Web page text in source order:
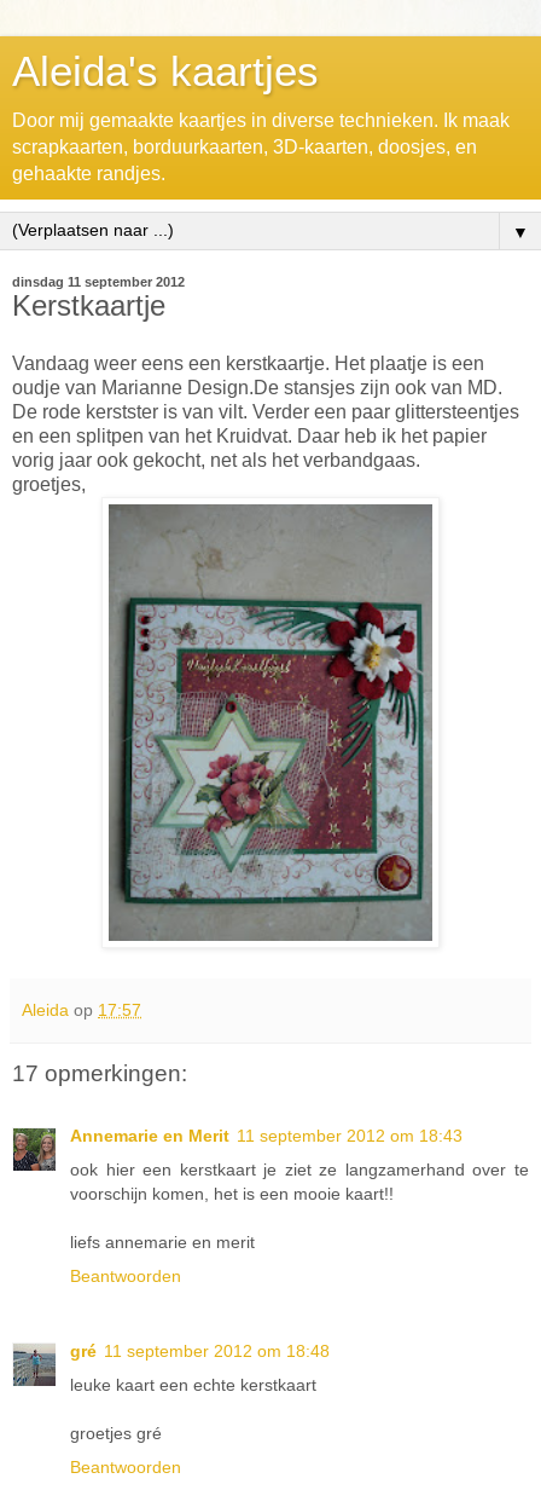
Aleida's kaartjes
Door mij gemaakte kaartjes in diverse technieken. Ik maak
scrapkaarten, borduurkaarten, 3D-kaarten, doosjes, en
gehaakte randjes.
▼
dinsdag 11 september 2012
Kerstkaartje
Vandaag weer eens een kerstkaartje. Het plaatje is een
oudje van Marianne Design.De stansjes zijn ook van MD.
De rode kerstster is van vilt. Verder een paar glittersteentjes
en een splitpen van het Kruidvat. Daar heb ik het papier
vorig jaar ook gekocht, net als het verbandgaas.
groetjes,
Aleida op 17:57
17 opmerkingen:
Annemarie en Merit 11 september 2012 om 18:43
ook hier een kerstkaart je ziet ze langzamerhand over te
voorschijn komen, het is een mooie kaart!!
liefs annemarie en merit
Beantwoorden
gré 11 september 2012 om 18:48
leuke kaart een echte kerstkaart
groetjes gré
Beantwoorden